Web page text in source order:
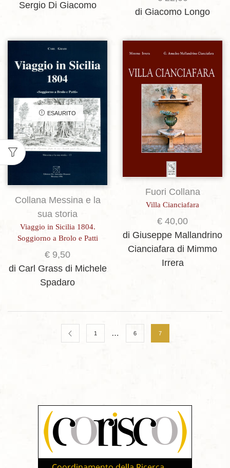
Sergio Di Giacomo
di Giacomo Longo
Aggiungi alla lista dei desideri
ESAURITO
Collana Messina e la
sua storia
Viaggio in Sicilia 1804.
Soggiorno a Brolo e Patti
€ 9,50
di Carl Grass di Michele
Spadaro
Fuori Collana
Villa Cianciafara
€ 40,00
di Giuseppe Mallandrino
Cianciafara di Mimmo
Irrera
1 … 6 7